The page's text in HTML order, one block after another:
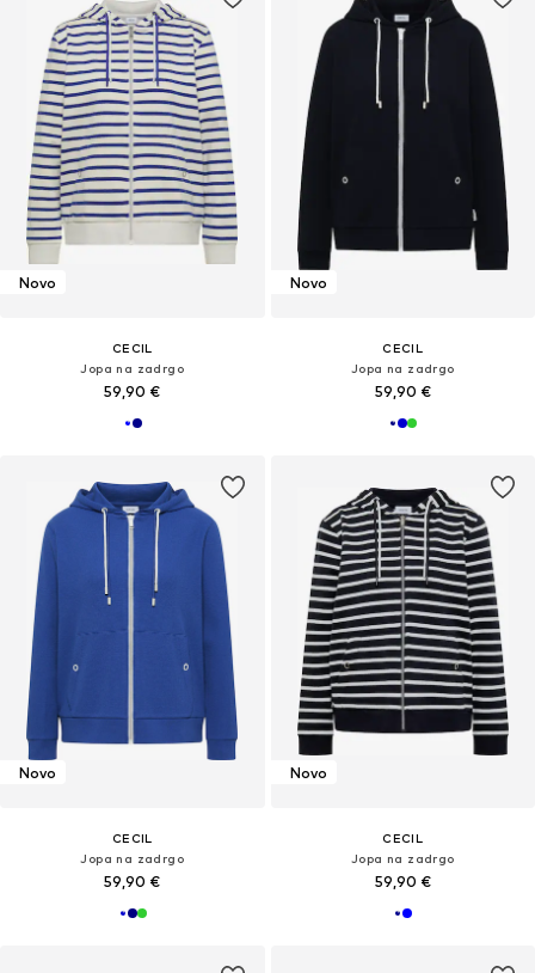
Novo
CECIL
Jopa na zadrgo
59,90 €
Novo
CECIL
Jopa na zadrgo
59,90 €
Novo
CECIL
Jopa na zadrgo
59,90 €
Novo
CECIL
Jopa na zadrgo
59,90 €